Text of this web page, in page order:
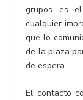
grupos es el
cualquier
que lo
de la plaza
de espera.
El contacto